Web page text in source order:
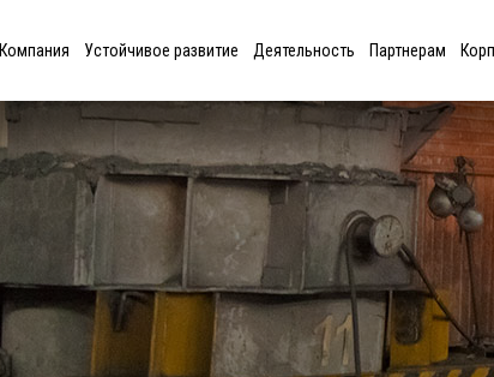
Компания Устойчивое развитие Деятельность Партнерам